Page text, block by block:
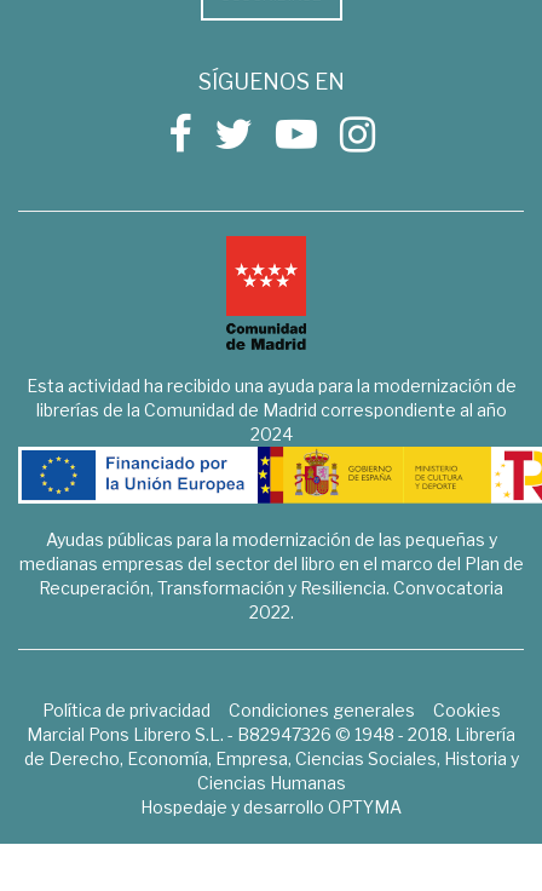
SÍGUENOS EN
Esta actividad ha recibido una ayuda para la modernización de
librerías de la Comunidad de Madrid correspondiente al año
2024
Ayudas públicas para la modernización de las pequeñas y
medianas empresas del sector del libro en el marco del Plan de
Recuperación, Transformación y Resiliencia. Convocatoria
2022.
Política de privacidad Condiciones generales
Cookies
Marcial Pons Librero S.L. - B82947326 © 1948 - 2018. Librería
de Derecho, Economía, Empresa, Ciencias Sociales, Historia y
Ciencias Humanas
Hospedaje y desarrollo OPTYMA